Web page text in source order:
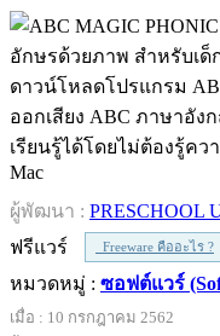
ดาวน์โหลดโปรแกรม
ออกเสียง ABC ภาษาอัง
เรียนรู้ได้โดยไม่ต้องรู้ค
Mac
ผู้พัฒนา : PRESCHOOL
ฟรีแวร์
Freeware คืออะไร ?
หมวดหมู่ : ซอฟต์แวร์
เมื่อ : 10 กรกฎาคม 2562